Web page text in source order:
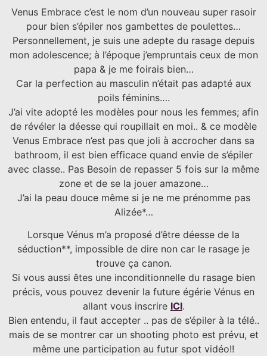
Venus Embrace c’est le nom d’un nouveau super rasoir
pour bien s’épiler nos gambettes de poulettes…
Personnellement, je suis une adepte du rasage depuis
mon adolescence; à l’époque j’empruntais ceux de mon
papa & je me foirais bien…
Car la perfection au masculin n’était pas adapté aux
poils féminins….
J’ai vite adopté les modèles pour nous les femmes; afin
de révéler la déesse qui roupillait en moi.. & ce modèle
Venus Embrace n’est pas que joli à accrocher dans sa
bathroom, il est bien efficace quand envie de s’épiler
avec classe.. Pas Besoin de repasser 5 fois sur la même
zone et de se la jouer amazone…
J’ai la peau douce même si je ne me prénomme pas
Alizée*…
Lorsque Vénus m’a proposé d’être déesse de la
séduction**, impossible de dire non car le rasage je
trouve ça canon.
Si vous aussi êtes une inconditionnelle du rasage bien
précis, vous pouvez devenir la future égérie Vénus en
allant vous inscrire ICI.
Bien entendu, il faut accepter .. pas de s’épiler à la télé..
mais de se montrer car un shooting photo est prévu, et
même une participation au futur spot vidéo!!